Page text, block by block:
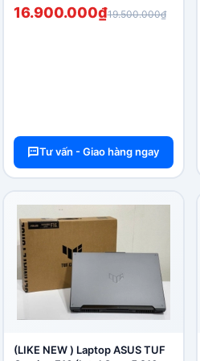
(LIKE NEW)
16.900.000₫19.500.000₫
Tư vấn - Giao hàng ngay
(LIKE NEW ) Laptop ASUS TUF